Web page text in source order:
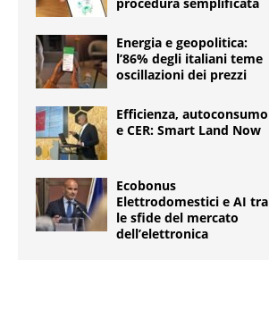
procedura semplificata
Energia e geopolitica:
l’86% degli italiani teme
oscillazioni dei prezzi
Efficienza, autoconsumo
e CER: Smart Land Now
Ecobonus
Elettrodomestici e AI tra
le sfide del mercato
dell’elettronica